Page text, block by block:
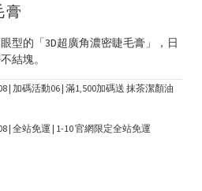
膏
型的「3D超廣角濃密睫毛膏」，日
結塊。
| 加碼活動06 | 滿1,500加碼送 抹茶潔顏油
| 全站免運 | 1-10 官網限定全站免運